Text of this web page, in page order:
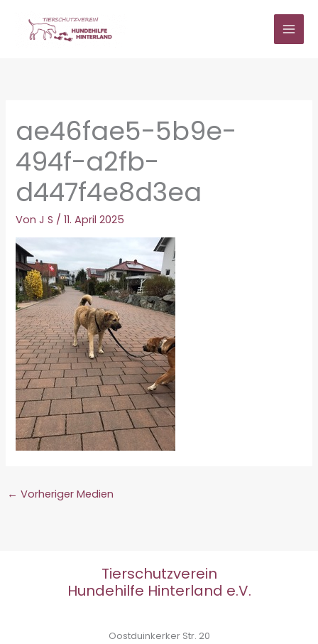
springen
ae46fae5-5b9e-
494f-a2fb-
d447f4e8d3ea
VonJ S /11. April 2025
← Vorheriger Medien
Tierschutzverein
Hundehilfe Hinterland e.V.
Oostduinkerker Str. 20